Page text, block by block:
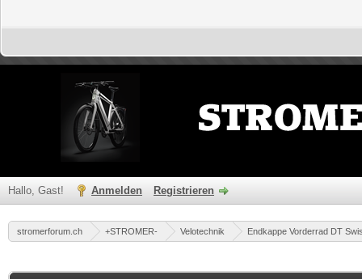
Hallo, Gast! Anmelden Registrieren
stromerforum.ch +STROMER- Velotechnik Endkappe Vorderrad DT